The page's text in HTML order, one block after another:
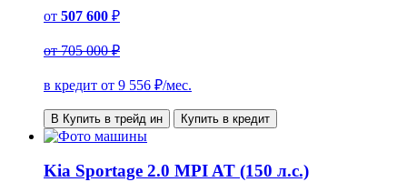
от 507 600 ₽
от705 000 ₽
в кредит от 9 556 ₽/мес.
В Купить в трейд ин Купить в кредит
Kia Sportage 2.0 MPI AT (150 л.с.)